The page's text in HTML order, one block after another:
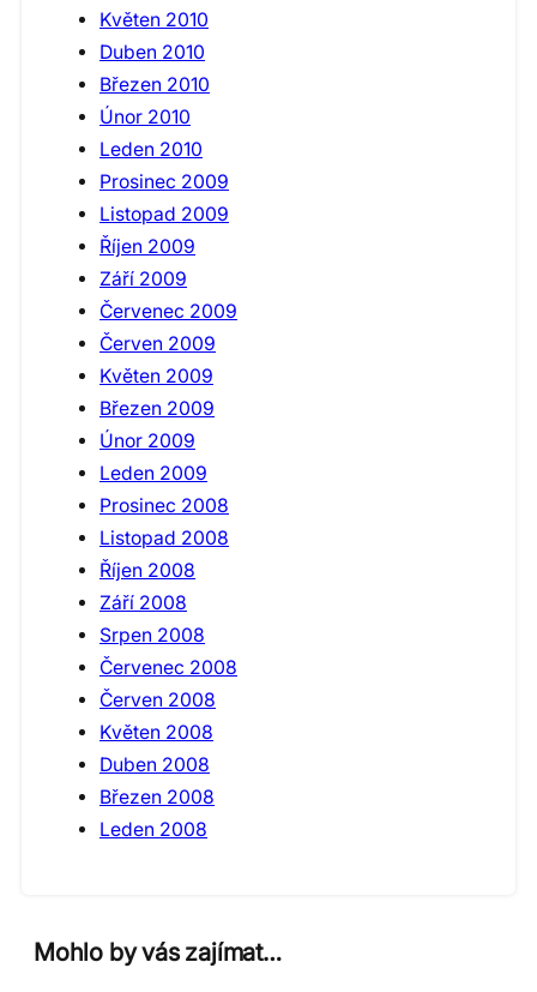
Květen 2010
Duben 2010
Březen 2010
Únor 2010
Leden 2010
Prosinec 2009
Listopad 2009
Říjen 2009
Září 2009
Červenec 2009
Červen 2009
Květen 2009
Březen 2009
Únor 2009
Leden 2009
Prosinec 2008
Listopad 2008
Říjen 2008
Září 2008
Srpen 2008
Červenec 2008
Červen 2008
Květen 2008
Duben 2008
Březen 2008
Leden 2008
Mohlo by vás zajímat…